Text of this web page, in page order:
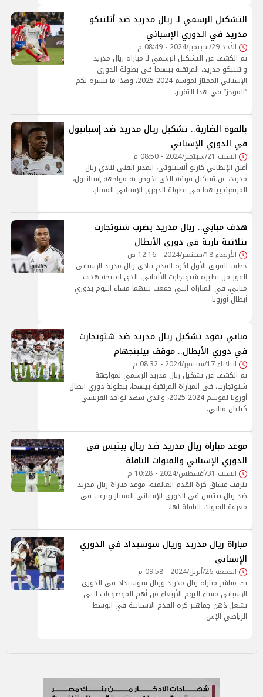
التشكيل الرسمي لـ ريال مدريد ضد أتلتيكو
مدريد في الدوري الإسباني
الأحد 29/سبتمبر/2024 - 08:49 م
تم الكشف عن التشكيل الرسمي لـ مباراة ريال مدريد
وأتلتيكو مدريد، المرتقبة بينهما في بطولة الدوري
الإسباني الممتاز لموسم 2024-2025، وهذا ما ينشره لكم
“الموجز” في هذا التقرير.
بالقوة الضاربة.. تشكيل ريال مدريد ضد إسبانيول
في الدوري الإسباني
السبت 21/سبتمبر/2024 - 08:50 م
أعلن الإيطالي كارلو أنشيلوتي، المدير الفني لنادي ريال
مدريد، عن تشكيل فريقه الذي يخوض به مواجهة إسبانيول،
المرتقبة بينهما في بطولة الدوري الإسباني الممتاز.
هدف مبابي.. ريال مدريد يضرب شتوتجارت
بثلاثية نارية في دوري الأبطال
الأربعاء 18/سبتمبر/2024 - 12:16 ص
خطف الفريق الأول لكرة القدم بنادي ريال مدريد الإسباني
الفوز من نظيره شتوتجارت الألماني، الذي افتتحه هدف
مبابي، في المباراة التي جمعت بينهما مساء اليوم بدوري
أبطال أوروبا.
مبابي يقود تشكيل ريال مدريد ضد شتوتجارت
في دوري الأبطال.. موقف بيلينجهام
الثلاثاء 17/سبتمبر/2024 - 08:32 م
تم الكشف عن تشكيل ريال مدريد الرسمي لمواجهة
شتوتجارت، في المباراة المرتقبة بينهما، ببطولة دوري أبطال
أوروبا لموسم 2024-2025، والذي شهد تواجد الفرنسي
كيليان مبابي.
موعد مباراة ريال مدريد ضد ريال بيتيس في
الدوري الإسباني والقنوات الناقلة
السبت 31/أغسطس/2024 - 10:28 م
يترقب عشاق كرة القدم العالمية، موعد مباراة ريال مدريد
ضد ريال بيتيس في الدوري الإسباني الممتاز وترغب في
معرفة القنوات الناقلة لها.
مباراة ريال مدريد وريال سوسيداد في الدوري
الإسباني
الجمعة 26/أبريل/2024 - 09:58 م
بث مباشر مباراة ريال مدريد وريال سوسيداد في الدوري
الإسباني مساء اليوم الأربعاء من أهم الموضوعات التي
تشغل ذهن جماهير كرة القدم الإسبانية في الوسط
الرياضي الإس